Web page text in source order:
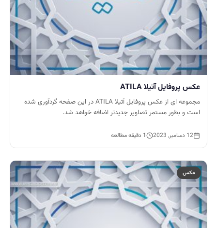
عکس پروفایل آتیلا ATILA
مجموعه ای از عکس پروفایل آتیلا ATILA در این صفحه گردآوری شده
است و بطور مستمر تصاویر جدیدتر اضافه خواهد شد.
12 دسامبر, 2023 1 دقیقه مطالعه
عکس